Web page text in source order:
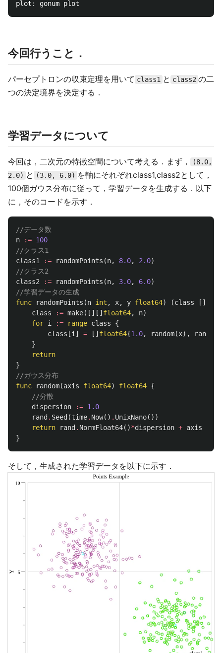
今回行うこと．
パーセプトロンの収束定理を用いて class1 と class2 の二
つの決定境界を決定する．
学習データについて
今回は，二次元の特徴空間について考える．まず，
(8.0,
2.0) と (3.0, 6.0) を軸にそれぞれclass1,class2として，
100個ガウス分布に従って，学習データを生成する．以下
に，そのコードを示す．
//データ数
n
:= 100
//クラス1
class1
:= randomPoints (n, 8.0, 2.0)
//クラス2
class2
:= randomPoints (n, 3.0, 6.0)
//学習データの生成
func
randomPoints (n int , x, y float64) (class [][]
class
:= make([][] float64, n)
for i := range class
{
class [i ] = [] float64{1.0, random(x), random
}
return
}
//ガウス分布
func
random(axis float64) float64 {
//分散
dispersion
:= 1.0
rand . Seed (time. Now() . UnixNano())
return
rand . NormFloat64()*dispersion + axis
}
そして，生成された学習データを以下に示す．